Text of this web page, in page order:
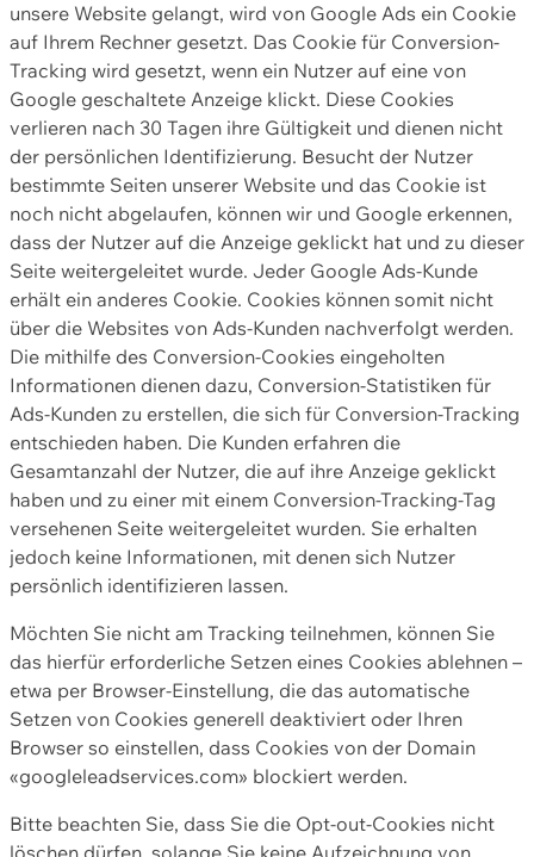
unsere Website gelangt, wird von Google Ads ein Cookie
auf Ihrem Rechner gesetzt. Das Cookie für Conversion-
Tracking wird gesetzt, wenn ein Nutzer auf eine von
Google geschaltete Anzeige klickt. Diese Cookies
verlieren nach 30 Tagen ihre Gültigkeit und dienen nicht
der persönlichen Identifizierung. Besucht der Nutzer
bestimmte Seiten unserer Website und das Cookie ist
noch nicht abgelaufen, können wir und Google erkennen,
dass der Nutzer auf die Anzeige geklickt hat und zu dieser
Seite weitergeleitet wurde. Jeder Google Ads-Kunde
erhält ein anderes Cookie. Cookies können somit nicht
über die Websites von Ads-Kunden nachverfolgt werden.
Die mithilfe des Conversion-Cookies eingeholten
Informationen dienen dazu, Conversion-Statistiken für
Ads-Kunden zu erstellen, die sich für Conversion-Tracking
entschieden haben. Die Kunden erfahren die
Gesamtanzahl der Nutzer, die auf ihre Anzeige geklickt
haben und zu einer mit einem Conversion-Tracking-Tag
versehenen Seite weitergeleitet wurden. Sie erhalten
jedoch keine Informationen, mit denen sich Nutzer
persönlich identifizieren lassen.
Möchten Sie nicht am Tracking teilnehmen, können Sie
das hierfür erforderliche Setzen eines Cookies ablehnen –
etwa per Browser-Einstellung, die das automatische
Setzen von Cookies generell deaktiviert oder Ihren
Browser so einstellen, dass Cookies von der Domain
«googleleadservices.com» blockiert werden.
Bitte beachten Sie, dass Sie die Opt-out-Cookies nicht